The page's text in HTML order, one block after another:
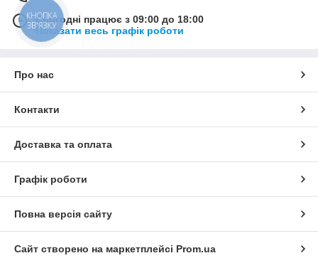
Сьогодні працює з 09:00 до 18:00
Показати весь графік роботи
Про нас
Контакти
Доставка та оплата
Графік роботи
Повна версія сайту
Сайт створено на маркетплейсі Prom.ua
КНОПКА
ЗВ'ЯЗКУ